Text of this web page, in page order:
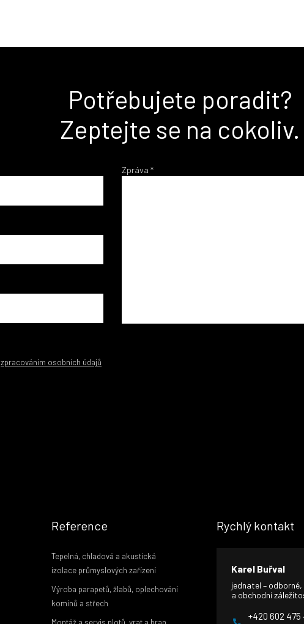
Potřebujete poradit?
Zeptejte se na cokoliv.
Zpráva *
zpracováním osobních údajů
Reference
Tepelná, chladová a akustická
izolace průmyslových zařízení
Výroba parapetů, žlabů, oplechování
komínů a střech
Rychlý kontakt
Karel Buřval
jednatel –
a obchodní
+420 602 475